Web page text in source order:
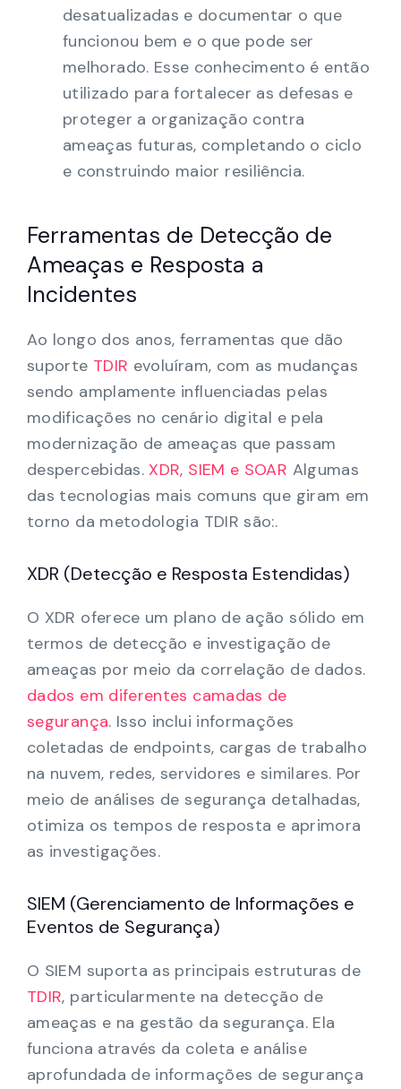
desatualizadas e documentar o que
funcionou bem e o que pode ser
melhorado. Esse conhecimento é então
utilizado para fortalecer as defesas e
proteger a organização contra
ameaças futuras, completando o ciclo
e construindo maior resiliência.
Ferramentas de Detecção de
Ameaças e Resposta a
Incidentes
Ao longo dos anos, ferramentas que dão
suporte TDIR evoluíram, com as mudanças
sendo amplamente influenciadas pelas
modificações no cenário digital e pela
modernização de ameaças que passam
despercebidas. XDR, SIEM e SOAR Algumas
das tecnologias mais comuns que giram em
torno da metodologia TDIR são:.
XDR (Detecção e Resposta Estendidas)
O XDR oferece um plano de ação sólido em
termos de detecção e investigação de
ameaças por meio da correlação de dados.
dados em diferentes camadas de
segurança. Isso inclui informações
coletadas de endpoints, cargas de trabalho
na nuvem, redes, servidores e similares. Por
meio de análises de segurança detalhadas,
otimiza os tempos de resposta e aprimora
as investigações.
SIEM (Gerenciamento de Informações e
Eventos de Segurança)
O SIEM suporta as principais estruturas de
TDIR, particularmente na detecção de
ameaças e na gestão da segurança. Ela
funciona através da coleta e análise
aprofundada de informações de segurança